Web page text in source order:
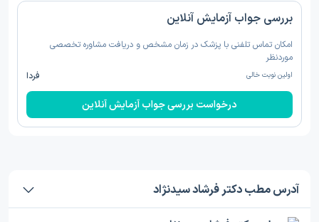
بررسی جواب آزمایش آنلاین
امکان تماس تلفنی با پزشک در زمان مشخص و دریافت مشاوره تخصصی
موردنظر
اولین نوبت خالی فردا
درخواست بررسی جواب آزمایش آنلاین
آدرس مطب دکتر فرشاد سیدنژاد